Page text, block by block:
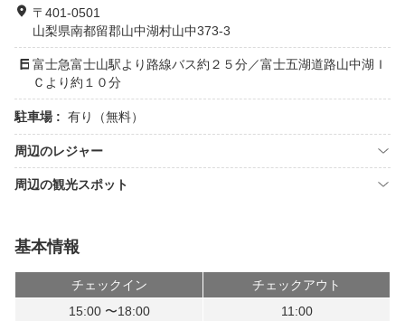
〒401-0501
山梨県南都留郡山中湖村山中373-3
富士急富士山駅より路線バス約２５分／富士五湖道路山中湖Ｉ
Ｃより約１０分
駐車場 : 有り（無料）
周辺のレジャー
周辺の観光スポット
基本情報
チェックイン
チェックアウト
15:00 〜18:00
11:00